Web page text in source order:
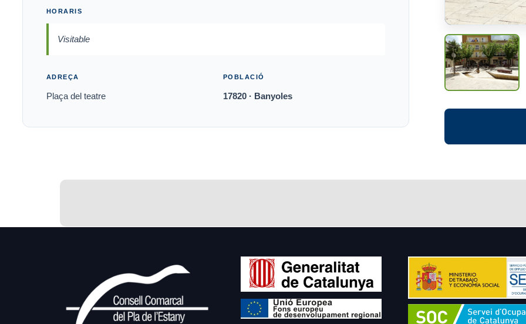
HORARIS
Visitable
ADREÇA
Plaça del teatre
POBLACIÓ
17820 · Banyoles